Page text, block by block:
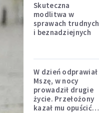
Skuteczna
modlitwa w
sprawach trudnych
i beznadziejnych
W dzień odprawiał
Mszę, w nocy
prowadził drugie
życie. Przełożony
kazał mu opuścić